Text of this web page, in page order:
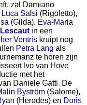
zal Damiano
Luca Salsi (Rigoletto),
(Gilda). Eva-Maria
in een
Ventris kruipt nog
Petra Lang als
te horen zijn
Ivo van Hove
met het
Daniele Gatti. De
Byström (Salome),
(Herodes) en Doris